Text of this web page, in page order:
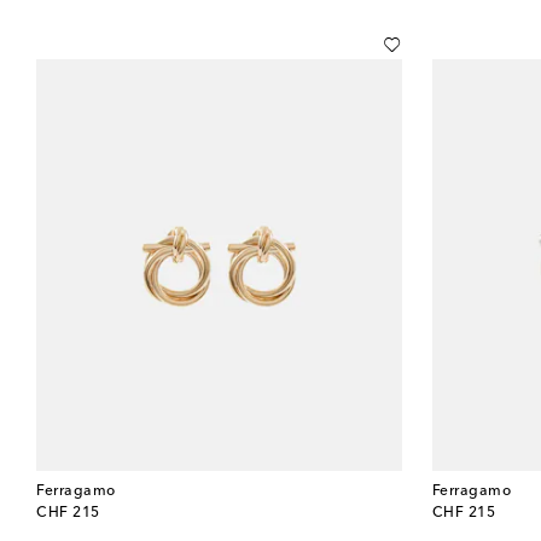
Ferragamo
CHF 215
original price
Ferragamo
CHF 215
original price